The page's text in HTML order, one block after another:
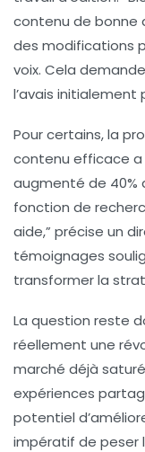
contenu de bonne
des modifications
voix. Cela
l’avais initialement
Pour certains, la
contenu efficace a
augmenté de 40%
fonction de
aide,” précise un
témoignages
transformer la
La question reste
réellement une
marché déjà saturé
expériences
potentiel
impératif de peser